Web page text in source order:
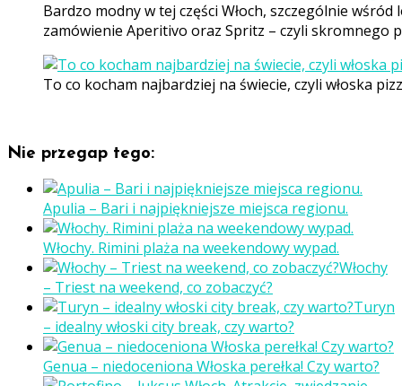
Bardzo modny w tej części Włoch, szczególnie
zamówienie Aperitivo oraz Spritz – czyli skromnego
To co kocham najbardziej na świecie, czyli włoska
Nie przegap tego:
Apulia – Bari i najpiękniejsze miejsca regionu.
Włochy. Rimini plaża na weekendowy wypad.
Włochy
– Triest na weekend, co zobaczyć?
Turyn
– idealny włoski city break, czy warto?
Genua – niedoceniona Włoska perełka! Czy warto?